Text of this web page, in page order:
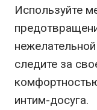
Используйте
следите за
интим-досуга.